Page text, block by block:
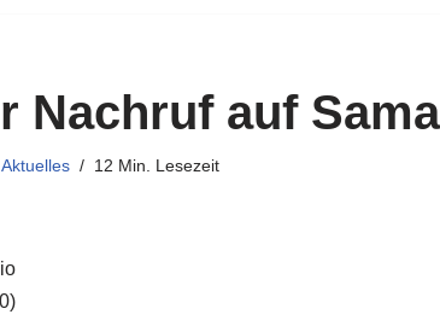
Nachruf auf
Aktuelles 12 Min. Lesezeit